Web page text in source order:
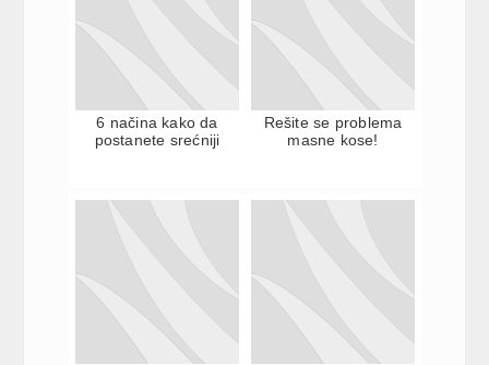
6 načina kako da
postanete srećniji
Rešite se problema
masne kose!